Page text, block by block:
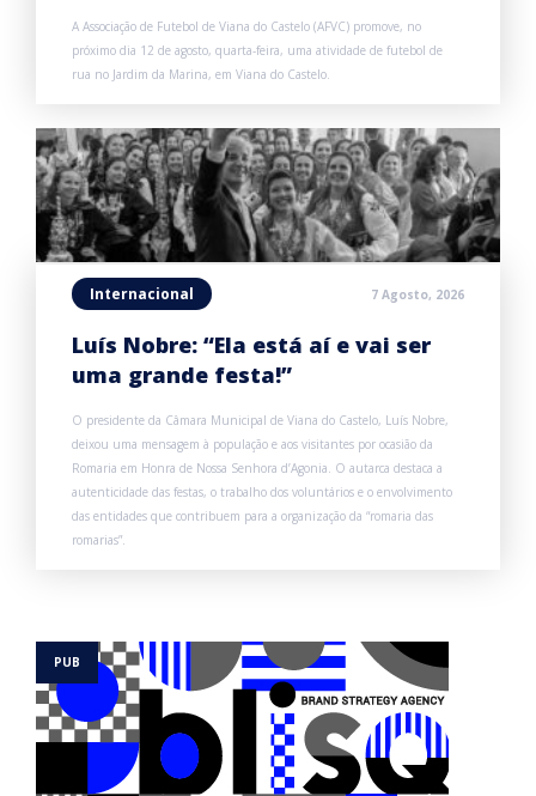
A Associação de Futebol de Viana do Castelo (AFVC) promove, no
próximo dia 12 de agosto, quarta-feira, uma atividade de futebol de
rua no Jardim da Marina, em Viana do Castelo.
Internacional 7 Agosto, 2026
Luís Nobre: “Ela está aí e vai ser
uma grande festa!”
O presidente da Câmara Municipal de Viana do Castelo, Luís Nobre,
deixou uma mensagem à população e aos visitantes por ocasião da
Romaria em Honra de Nossa Senhora d’Agonia. O autarca destaca a
autenticidade das festas, o trabalho dos voluntários e o envolvimento
das entidades que contribuem para a organização da “romaria das
romarias”.